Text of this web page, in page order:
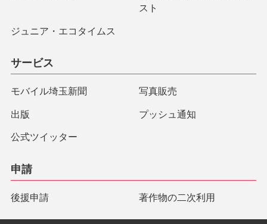
スト
ジュニア・エコタイムス
サービス
モバイル埼玉新聞 写真販売
出版 プッシュ通知
公式ツイッター
申請
後援申請 著作物の二次利用